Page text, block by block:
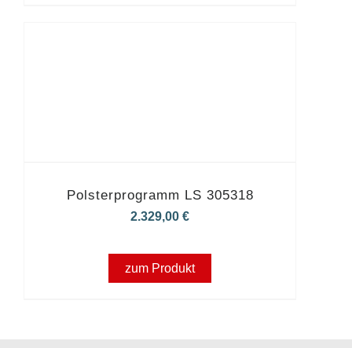
Polsterprogramm LS 305318
2.329,00€
zum Produkt